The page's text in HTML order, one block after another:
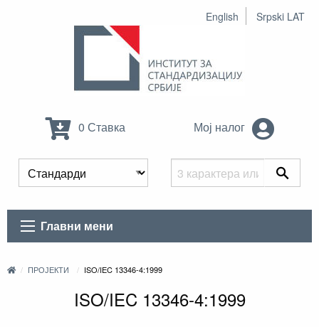
English Srpski LAT
0 Ставка Мој налог
Главни мени
ПРОЈЕКТИ ISO/IEC 13346-4:1999
ISO/IEC 13346-4:1999